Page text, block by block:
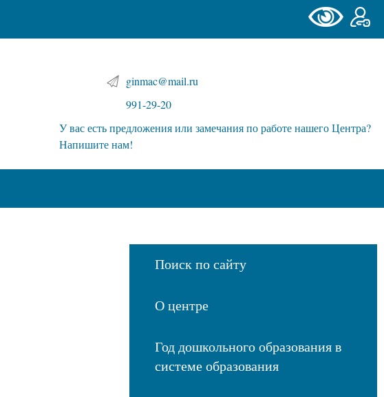
ginmac@mail.ru
991-29-20
У вас есть предложения или замечания по работе нашего Центра?
Напишите нам!
Поиск по сайту
О центре
Год дошкольного образования в
системе образования